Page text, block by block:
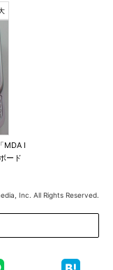
MDA I
ード
Inc. All Rights Reserved.